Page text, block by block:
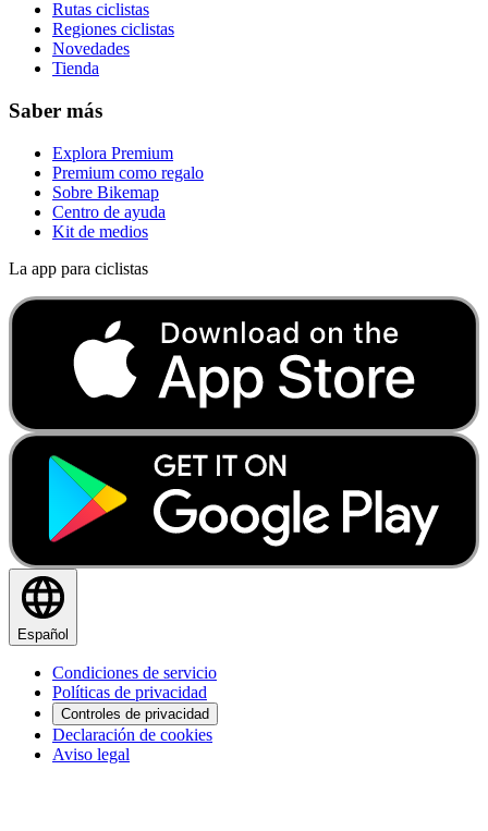
Rutas ciclistas
Regiones ciclistas
Novedades
Tienda
Saber más
Explora Premium
Premium como regalo
Sobre Bikemap
Centro de ayuda
Kit de medios
La app para ciclistas
Español
Condiciones de servicio
Políticas de privacidad
Controles de privacidad
Declaración de cookies
Aviso legal